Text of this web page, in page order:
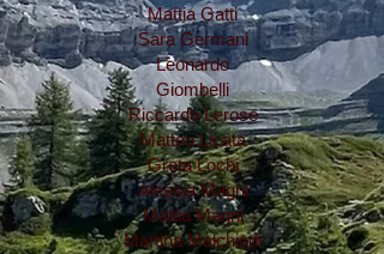
Mattia Gatti
Sara Germani
Leonardo
Giombelli
Riccardo Lerose
Matteo Licata
Greta Lochi
Alessia Magni
Mattia Magni
Martina Malchiodi